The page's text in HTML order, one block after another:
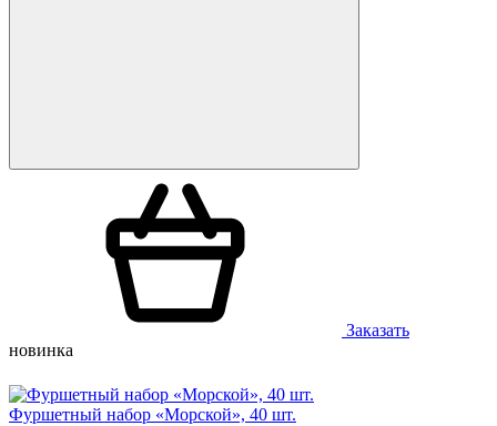
Заказать
новинка
Фуршетный набор «Морской», 40 шт.